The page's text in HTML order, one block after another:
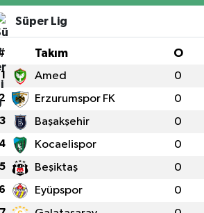
Süper Lig
Takım O
1 Amed 0
Erzurumspor FK 0
3 Başakşehir 0
Kocaelispor 0
5 Beşiktaş 0
Eyüpspor 0